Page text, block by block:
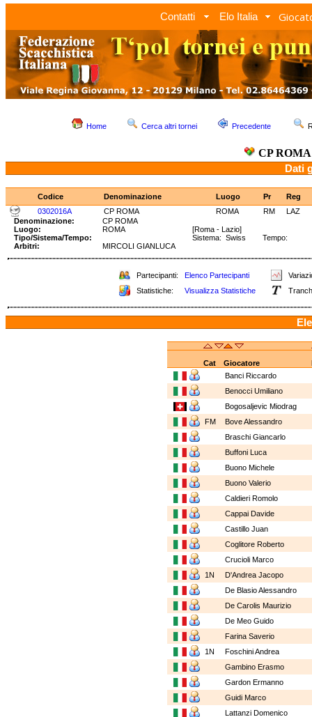
Contatti Elo Italia
Home Cerca altri tornei Precedente
CP
Dati
Codice Denominazione Luogo Pr
Reg
0302016A
CP ROMA ROMA RM
LAZ
Denominazione:
CP ROMA
Luogo:
ROMA
[Roma - Lazio]
Tipo/Sistema/Tempo:
Sistema: Swiss Tempo:
Arbitri:
MIRCOLI GIANLUCA
Partecipanti: Elenco Partecipanti
Statistiche:
Visualizza Statistiche
Cat Giocatore
Banci Riccardo
Benocci Umiliano
Bogosaljevic Miodrag
FM
Bove Alessandro
Braschi Giancarlo
Buffoni Luca
Buono Michele
Buono Valerio
Caldieri Romolo
Cappai Davide
Castillo Juan
Coglitore Roberto
Crucioli Marco
1N
D'Andrea Jacopo
De Blasio Alessandro
De Carolis Maurizio
De Meo Guido
Farina Saverio
1N
Foschini Andrea
Gambino Erasmo
Gardon Ermanno
Guidi Marco
Lattanzi Domenico